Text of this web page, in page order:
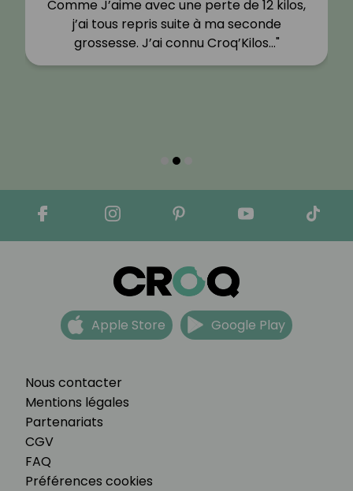
Comme J’aime avec une perte de 12 kilos,
j’ai tous repris suite à ma seconde
grossesse. J’ai connu Croq’Kilos…"
Nous contacter
Mentions légales
Partenariats
CGV
FAQ
Préférences cookies
Apple Store Google Play